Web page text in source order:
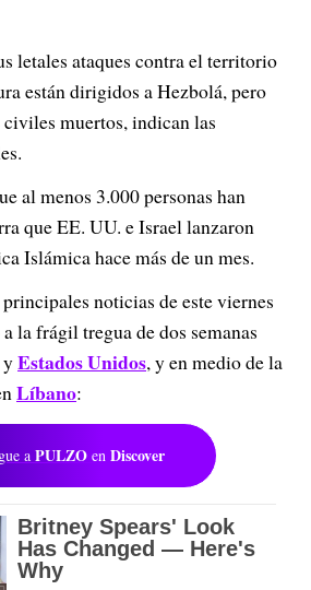
letales ataques contra el territorio
están dirigidos a Hezbolá, pero
civiles muertos, indican las
al menos 3.000 personas han
que EE. UU. e Israel lanzaron
Islámica hace más de un mes.
noticias de este viernes
la frágil tregua de dos semanas
yEstados Unidos, y en medio de la
Líbano:
a PULZO en Discover